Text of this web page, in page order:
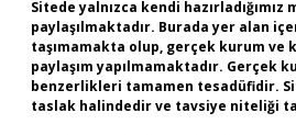
Sitede yalnızca kendi hazırladığımız
paylaşılmaktadır. Burada yer alan
taşımamakta olup, gerçek kurum ve
paylaşım yapılmamaktadır. Gerçek
benzerlikleri tamamen tesadüfidir.
taslak halindedir ve tavsiye niteliği